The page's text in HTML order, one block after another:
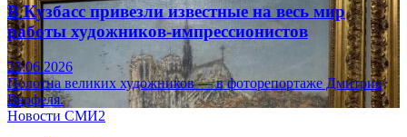
В Кузбасс привезли известные на весь мир
работы художников-импрессионистов
23.06.2026
Полотна великих художников — в фоторепортаже Дмитрия
Верфеля.
Новости СМИ2